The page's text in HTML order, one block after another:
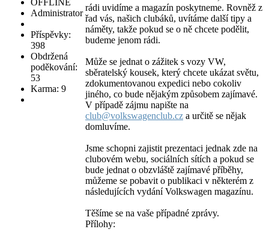
Administrator
Příspěvky:
398
Obdržená
poděkování:
53
Karma: 9
rádi uvidíme a magazín poskytneme. Rovněž z
řad vás, našich clubáků, uvítáme další tipy a
náměty, takže pokud se o ně chcete podělit,
budeme jenom rádi.
Může se jednat o zážitek s vozy VW,
sběratelský kousek, který chcete ukázat světu,
zdokumentovanou expedici nebo cokoliv
jiného, co bude nějakým způsobem zajímavé.
V případě zájmu napište na
club@volkswagenclub.cz a určitě se nějak
domluvíme.
Jsme schopni zajistit prezentaci jednak zde na
clubovém webu, sociálních sítích a pokud se
bude jednat o obzvláště zajímavé příběhy,
můžeme se pobavit o publikaci v některém z
následujících vydání Volkswagen magazínu.
Těšíme se na vaše případné zprávy.
Přílohy: